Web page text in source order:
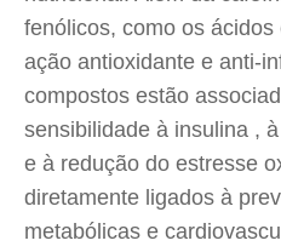
fenólicos, como os
ação antioxidante e anti-
compostos estão
sensibilidade à insulina ,
e à redução do estresse
diretamente ligados à
metabólicas e